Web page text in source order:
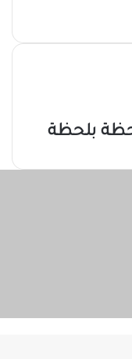
بلحظة